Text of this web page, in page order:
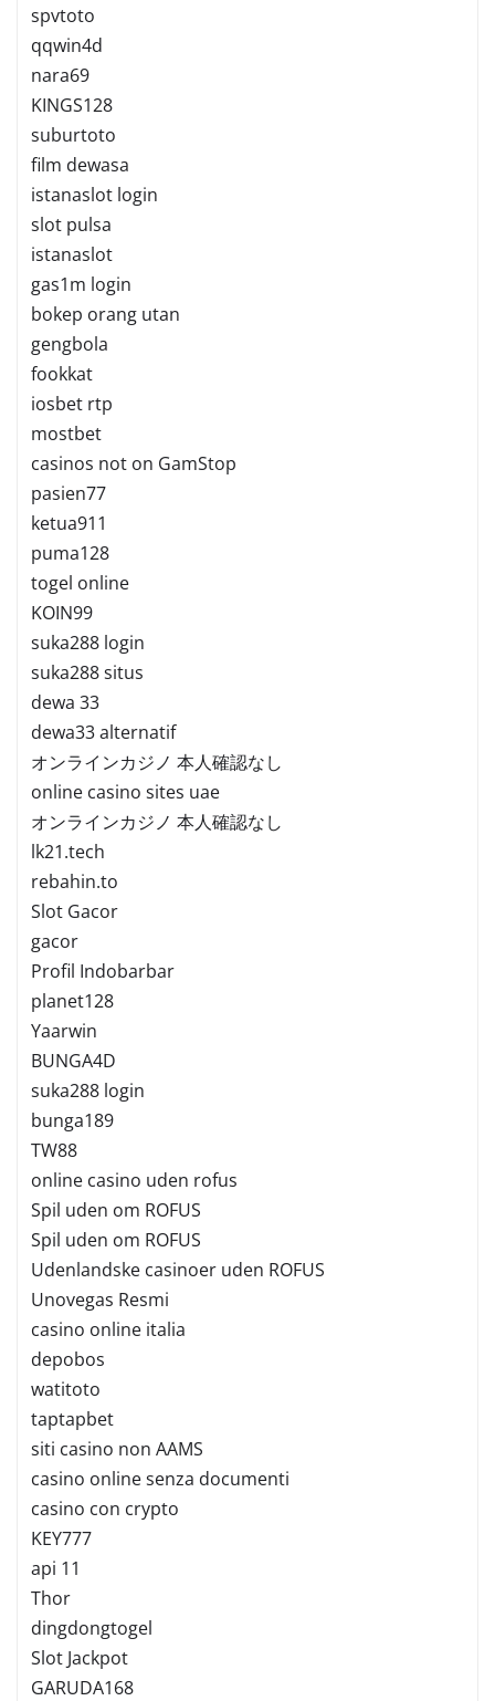
spvtoto
qqwin4d
nara69
KINGS128
suburtoto
film dewasa
istanaslot login
slot pulsa
istanaslot
gas1m login
bokep orang utan
gengbola
fookkat
iosbet rtp
mostbet
casinos not on GamStop
pasien77
ketua911
puma128
togel online
KOIN99
suka288 login
suka288 situs
dewa 33
dewa33 alternatif
オンラインカジノ 本人確認なし
online casino sites uae
オンラインカジノ 本人確認なし
lk21.tech
rebahin.to
Slot Gacor
gacor
Profil Indobarbar
planet128
Yaarwin
BUNGA4D
suka288 login
bunga189
TW88
online casino uden rofus
Spil uden om ROFUS
Spil uden om ROFUS
Udenlandske casinoer uden ROFUS
Unovegas Resmi
casino online italia
depobos
watitoto
taptapbet
siti casino non AAMS
casino online senza documenti
casino con crypto
KEY777
api 11
Thor
dingdongtogel
Slot Jackpot
GARUDA168